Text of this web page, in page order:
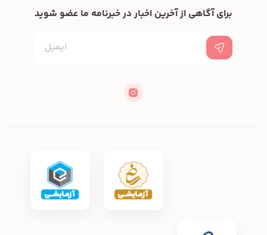
برای آگاهی از آخرین اخبار در خبرنامه ما عضو شوید